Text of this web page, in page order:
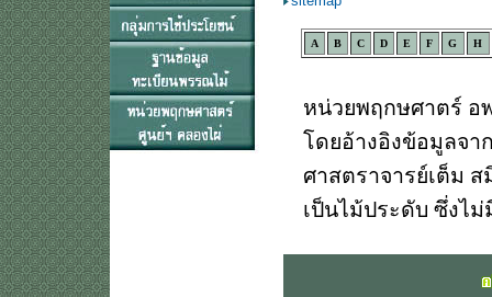
A B C D E F G H
หน่วยพฤกษศาตร์ อ
โดยอ้างอิงข้อมูลจ
ศาสตราจารย์เต็ม
เป็นไม้ประดับ ซึ่งไ